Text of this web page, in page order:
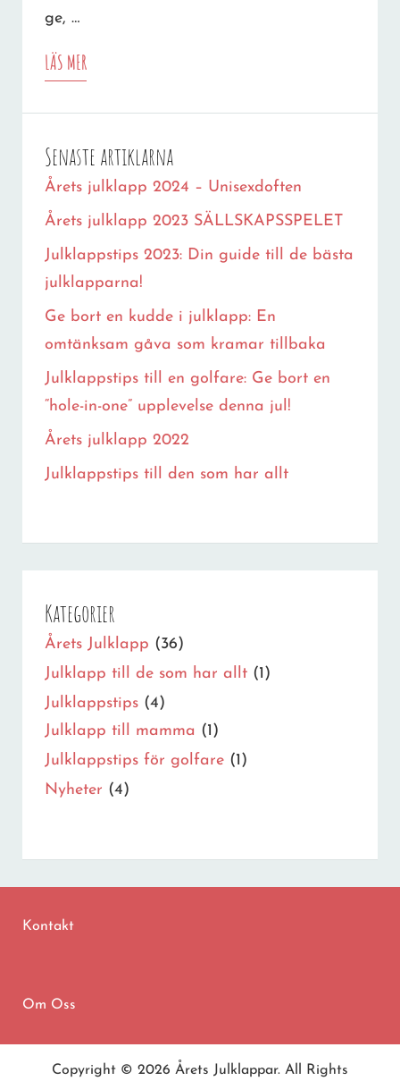
ge, …
LÄS MER8
MAMMA
ELLER
FLICKVÄN
–
VÅRA
FÖRSLAG
Senaste artiklarna
Årets julklapp 2024 – Unisexdoften
Årets julklapp 2023 SÄLLSKAPSSPELET
Julklappstips 2023: Din guide till de bästa
julklapparna!
Ge bort en kudde i julklapp: En
omtänksam gåva som kramar tillbaka
Julklappstips till en golfare: Ge bort en
“hole-in-one” upplevelse denna jul!
Årets julklapp 2022
Julklappstips till den som har allt
Kategorier
Årets Julklapp (36)
Julklapp till de som har allt (1)
Julklappstips (4)
Julklapp till mamma (1)
Julklappstips för golfare (1)
Nyheter (4)
Kontakt
Om Oss
Copyright © 2026 Årets Julklappar. All Rights